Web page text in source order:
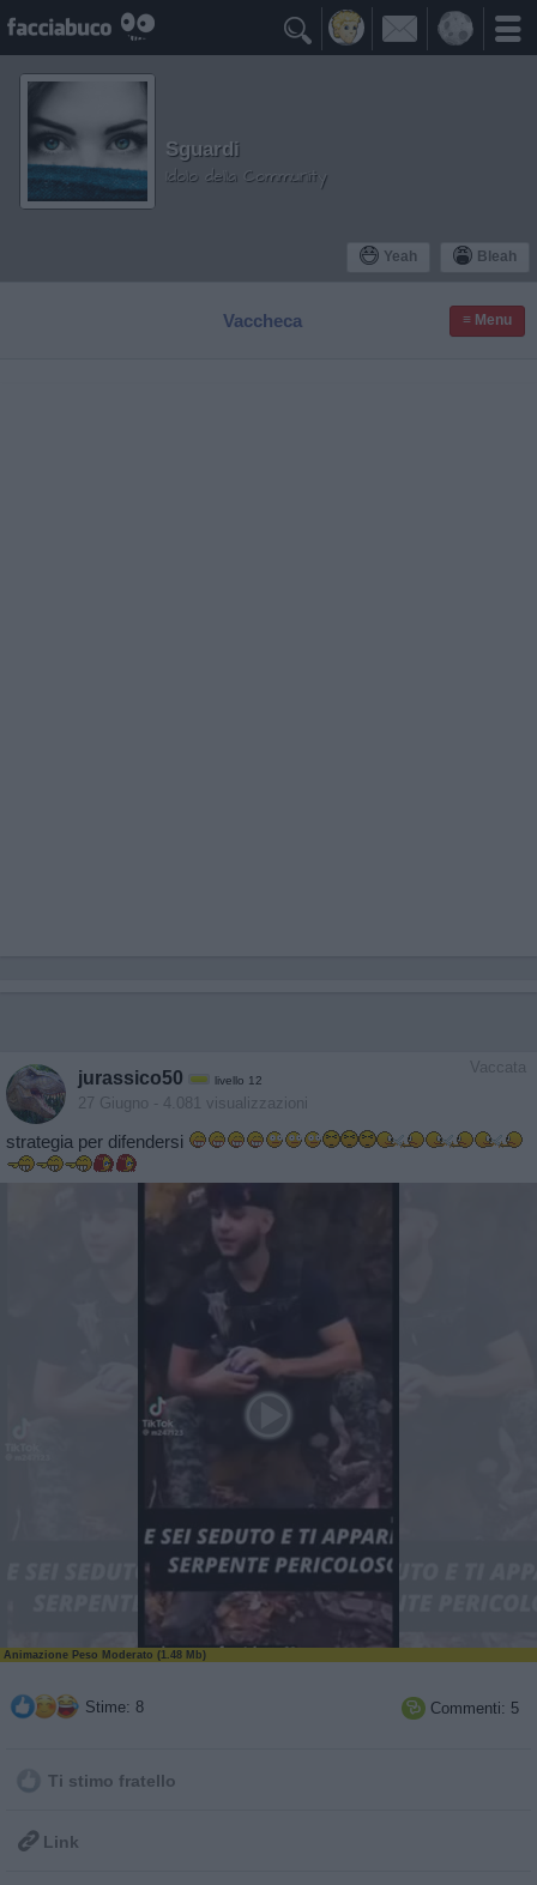

Yeah Bleah
Sguardi
Idolo della Community
Vaccheca ≡ Menu
Vaccata
jurassico50 livello 12
27 Giugno - 4.081 visualizzazioni
strategia per difendersi
Animazione Peso Moderato (1.48 Mb)
Stime: 8  Commenti: 5
Ti stimo fratello
 Link